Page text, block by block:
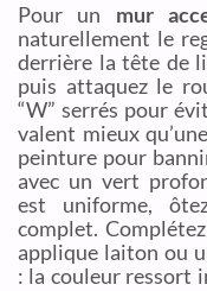
Pour un mur
naturellement le
derrière la tête de
puis attaquez le
“W” serrés pour
valent mieux
peinture pour
avec un vert
est uniforme,
complet.
applique laiton ou
: la couleur ressort